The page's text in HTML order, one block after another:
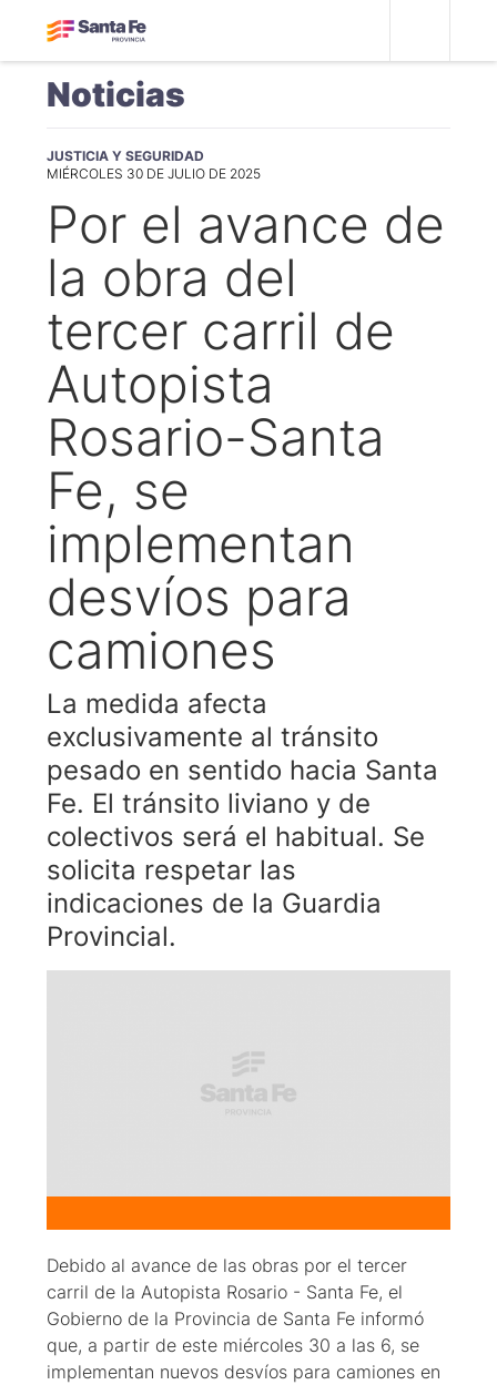
Noticias
JUSTICIA Y SEGURIDAD
MIÉRCOLES 30 DE JULIO DE 2025
Por el avance de
la obra del
tercer carril de
Autopista
Rosario-Santa
Fe, se
implementan
desvíos para
camiones
La medida afecta
exclusivamente al tránsito
pesado en sentido hacia Santa
Fe. El tránsito liviano y de
colectivos será el habitual. Se
solicita respetar las
indicaciones de la Guardia
Provincial.
Debido al avance de las obras por el tercer
carril de la Autopista Rosario - Santa Fe, el
Gobierno de la Provincia de Santa Fe informó
que, a partir de este miércoles 30 a las 6, se
implementan nuevos desvíos para camiones en